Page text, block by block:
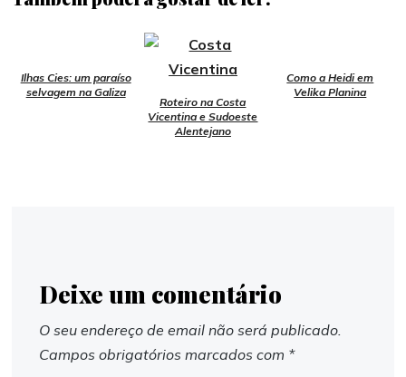
Ilhas Cies: um paraíso
selvagem na Galiza
Roteiro na Costa
Vicentina e Sudoeste
Alentejano
Como a Heidi em
Velika Planina
Deixe um comentário
O seu endereço de email não será publicado.
Campos obrigatórios marcados com *